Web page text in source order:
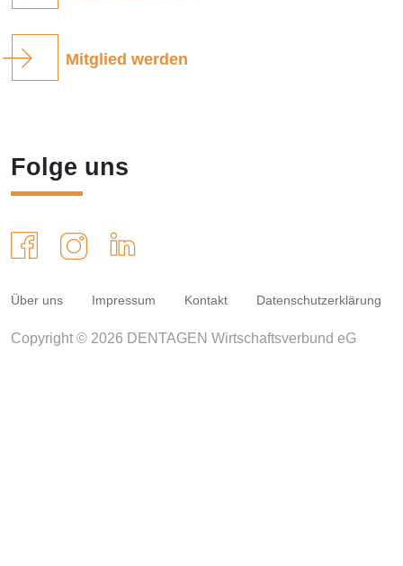
Mitglied werden
Folge uns
Über uns Impressum Kontakt Datenschutzerklärung
Copyright © 2026 DENTAGEN Wirtschaftsverbund eG